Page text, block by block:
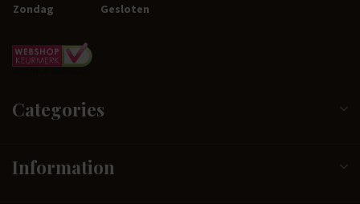
Zondag
Gesloten
Categories
Information